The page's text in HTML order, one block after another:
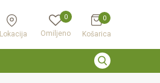
Lokacija Omiljeno
0
Košarica
0